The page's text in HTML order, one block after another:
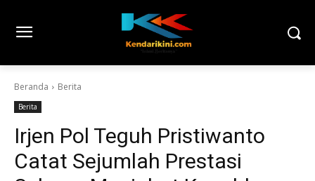
Beranda Berita
Berita
Irjen Pol Teguh Pristiwanto
Catat Sejumlah Prestasi